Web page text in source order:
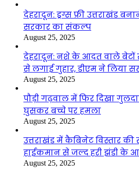
देहरादून: ड्रग्स फ्री उत्तराखंड
सरकार का संकल्प
August 25, 2025
देहरादून: नशे के आदत वाले बेटों
से लगाई गुहार, डीएम ने लिया
August 25, 2025
पौड़ी गढ़वाल में फिर दिखा
घुसकर बच्चे पर हमला
August 25, 2025
उत्तराखंड में कैबिनेट विस्तार
हाईकमान से जल्द हरी झंडी के
August 25, 2025